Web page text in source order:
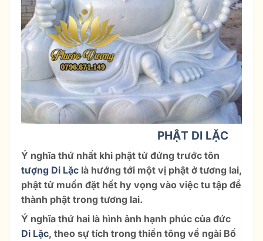
PHẬT DI LẶC
Ý nghĩa thứ nhất khi phật tử đứng trước tôn
tượng Di Lặc là hướng tới một vị phật ở tương lai,
phật tử muốn đặt hết hy vọng vào việc tu tập để
thành phật trong tương lai.
Ý nghĩa thứ hai là hình ảnh hạnh phúc của đức
Di Lặc, theo sự tích trong thiền tông về ngài Bố